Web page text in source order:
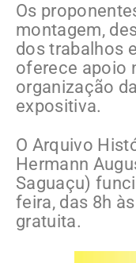
Os
montagem,
dos trabalhos
oferece apoio
organização
expositiva.
O Arquivo
Hermann
Saguaçu)
feira, das 8h
gratuita.